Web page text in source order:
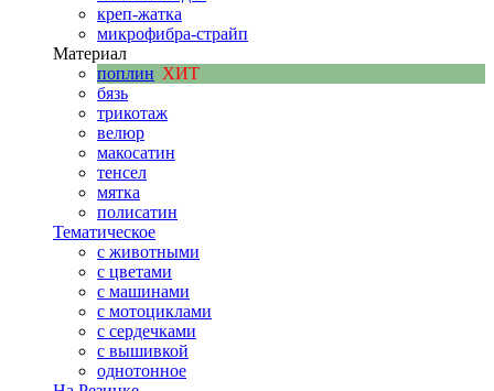
креп-жатка
микрофибра-страйп
Материал
поплин ХИТ
бязь
трикотаж
велюр
макосатин
тенсел
мятка
полисатин
Тематическое
с животными
с цветами
с машинами
с мотоциклами
с сердечками
с вышивкой
однотонное